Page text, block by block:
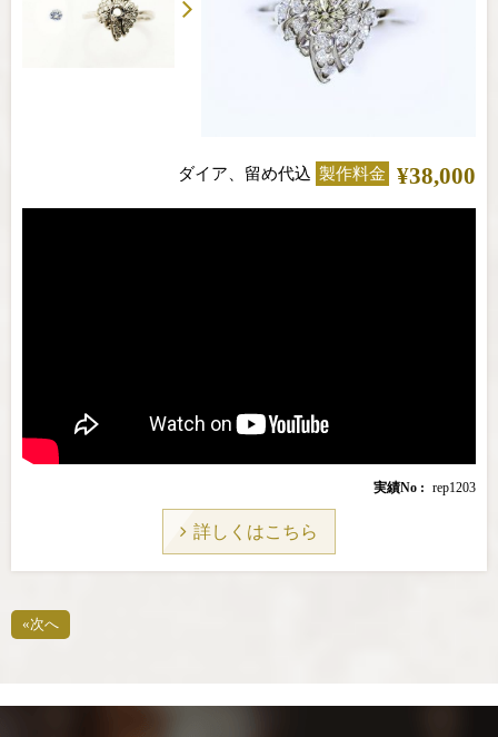
ダイア、留め代込 製作料金 ¥38,000
実績No rep1203
詳しくはこちら
«次へ